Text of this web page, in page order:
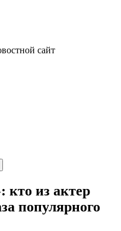
сайт
кто из актер
популярного